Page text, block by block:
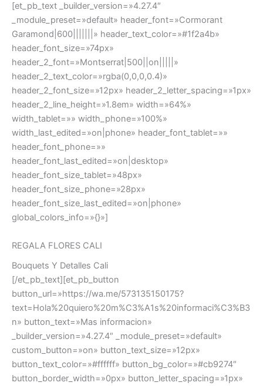
[et_pb_text _builder_version=»4.27.4″
_module_preset=»default» header_font=»Cormorant
Garamond|600|||||||» header_text_color=»#1f2a4b»
header_font_size=»74px»
header_2_font=»Montserrat|500||on|||||»
header_2_text_color=»rgba(0,0,0,0.4)»
header_2_font_size=»12px» header_2_letter_spacing=»1px»
header_2_line_height=»1.8em» width=»64%»
width_tablet=»» width_phone=»100%»
width_last_edited=»on|phone» header_font_tablet=»»
header_font_phone=»»
header_font_last_edited=»on|desktop»
header_font_size_tablet=»48px»
header_font_size_phone=»28px»
header_font_size_last_edited=»on|phone»
global_colors_info=»{}»]
REGALA FLORES CALI
Bouquets Y Detalles Cali
[/et_pb_text][et_pb_button
button_url=»https://wa.me/573135150175?
text=Hola%20quiero%20m%C3%A1s%20informaci%C3%B3
n» button_text=»Mas informacion»
_builder_version=»4.27.4″ _module_preset=»default»
custom_button=»on» button_text_size=»12px»
button_text_color=»#ffffff» button_bg_color=»#cb9274″
button_border_width=»0px» button_letter_spacing=»1px»